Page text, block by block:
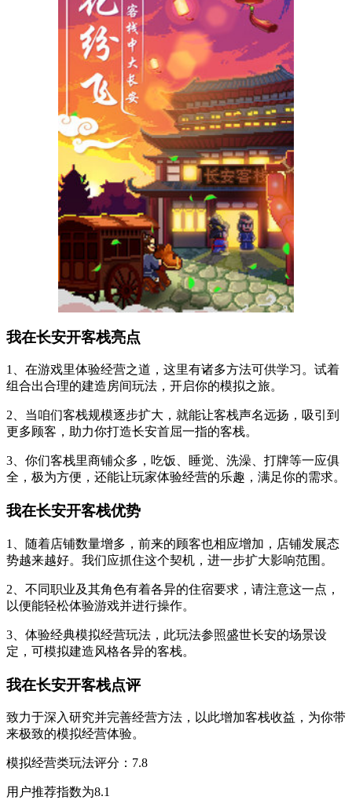
我在长安开客栈亮点
1、在游戏里体验经营之道，这里有诸多方法可供学习。试着
组合出合理的建造房间玩法，开启你的模拟之旅。
2、当咱们客栈规模逐步扩大，就能让客栈声名远扬，吸引到
更多顾客，助力你打造长安首屈一指的客栈。
3、你们客栈里商铺众多，吃饭、睡觉、洗澡、打牌等一应俱
全，极为方便，还能让玩家体验经营的乐趣，满足你的需求。
我在长安开客栈优势
1、随着店铺数量增多，前来的顾客也相应增加，店铺发展态
势越来越好。我们应抓住这个契机，进一步扩大影响范围。
2、不同职业及其角色有着各异的住宿要求，请注意这一点，
以便能轻松体验游戏并进行操作。
3、体验经典模拟经营玩法，此玩法参照盛世长安的场景设
定，可模拟建造风格各异的客栈。
我在长安开客栈点评
致力于深入研究并完善经营方法，以此增加客栈收益，为你带
来极致的模拟经营体验。
模拟经营类玩法评分：7.8
用户推荐指数为8.1